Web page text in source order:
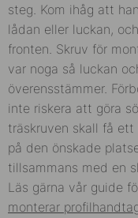
steg. Kom ihåg att
lådan eller luckan,
fronten. Skruv för
var noga så luckan
överensstämmer.
inte riskera att göra
träskruven skall få
på den önskade
tillsammans med en
Läs gärna vår guide
monterar